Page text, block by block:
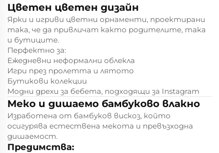
Цветен цветен дизайн
Ярки и игриви цветни орнаменти, проектирани
така, че да привличат както родителите, така
и бутиците.
Перфектно за:
Ежедневни неформални облекла
Игри през пролетта и лятото
Бутикови колекции
Модни дрехи за бебета, подходящи за Instagram
Меко и дишаемо бамбуково влакно
Изработена от бамбуков вискоз, който
осигурява естествена мекота и превъзходна
дишаемост.
Предимства: